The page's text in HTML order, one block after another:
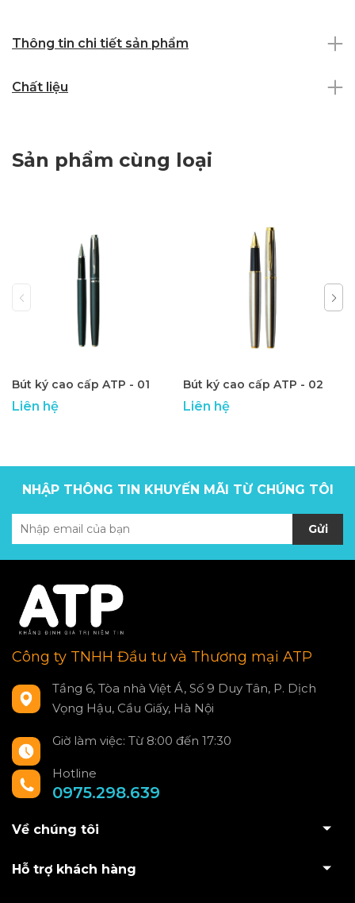
Thông tin chi tiết sản phẩm
Chất liệu
Sản phẩm cùng loại
Bút ký cao cấp ATP - 01
Liên hệ
Bút ký cao cấp ATP - 02
Liên hệ
NHẬP THÔNG TIN KHUYẾN MÃI TỪ CHÚNG TÔI
Gửi
Công ty TNHH Đầu tư và Thương mại ATP
Tầng 6, Tòa nhà Việt Á, Số 9 Duy Tân, P. Dịch
Vọng Hậu, Cầu Giấy, Hà Nội
Giờ làm việc: Từ 8:00 đến 17:30
Hotline
0975.298.639
Về chúng tôi
Hỗ trợ khách hàng